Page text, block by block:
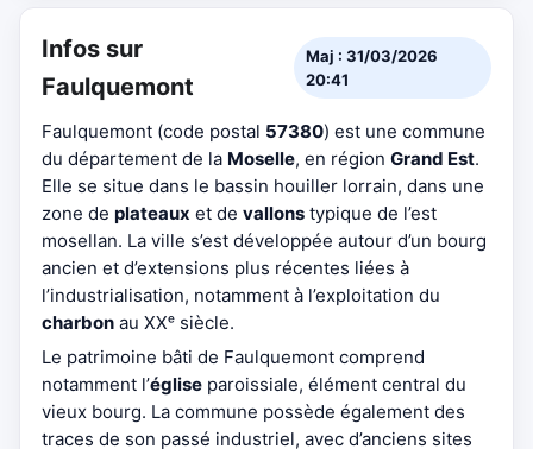
Infos sur
Faulquemont
Maj : 31/03/2026
20:41
Faulquemont (code postal 57380) est une commune
du département de la Moselle, en région Grand Est.
Elle se situe dans le bassin houiller lorrain, dans une
zone de plateaux et de vallons typique de l’est
mosellan. La ville s’est développée autour d’un bourg
ancien et d’extensions plus récentes liées à
l’industrialisation, notamment à l’exploitation du
charbon au XXᵉ siècle.
Le patrimoine bâti de Faulquemont comprend
notamment l’église paroissiale, élément central du
vieux bourg. La commune possède également des
traces de son passé industriel, avec d’anciens sites